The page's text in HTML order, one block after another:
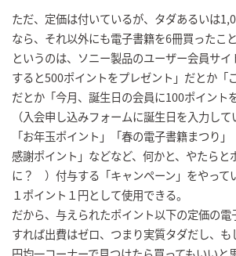
ただ、定価は付いているが、タダあるいは
なら、それ以外にも電子書籍を6冊買ったこと
というのは、ソニー製品のユーザー会員サ
すると500ポイントをプレゼント」だとか「
だとか「今月、誕生日の会員に100ポイント
（入会申し込みフォームに誕生日を入力し
「お年玉ポイント」「春の電子書籍まつり
感謝ポイント」などなど、何かと、やたらと
に？ ）付与する「キャンペーン」をやって
１ポイント１円として使用できる。
だから、与えられたポイント以下の定価の電
すれば出費はゼロ、つまり実質タダだし、